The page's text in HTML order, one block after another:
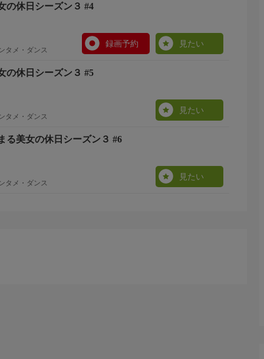
の休日シーズン３ #4
タメ・ダンス
録画予約 見たい
の休日シーズン３ #5
タメ・ダンス
見たい
る美女の休日シーズン３ #6
タメ・ダンス
見たい